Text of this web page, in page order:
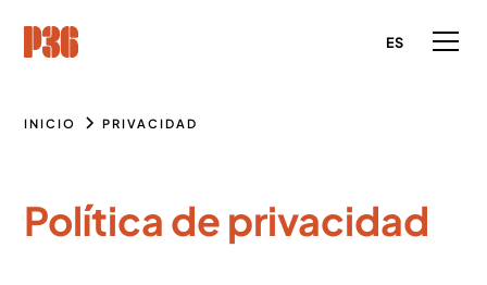
ES
INICIO PRIVACIDAD
Política de privacidad